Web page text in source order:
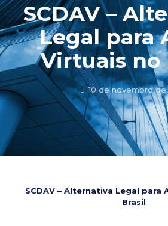
SCDAV –
Legal para
Virtuais no
10 de novembro
SCDAV – Alternativa Legal para
Brasil